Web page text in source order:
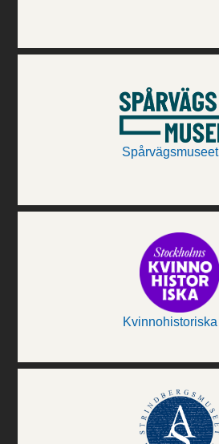
Spårvägsmuseet
Kvinnohistoriska